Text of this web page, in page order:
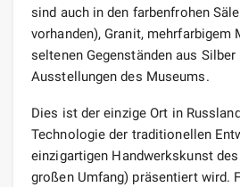
sind auch in den farbenfrohen
vorhanden), Granit, mehrfarbigem
seltenen Gegenständen aus
Ausstellungen des Museums.
Dies ist der einzige Ort in
Technologie der traditionellen
einzigartigen Handwerkskunst
großen Umfang) präsentiert wird.